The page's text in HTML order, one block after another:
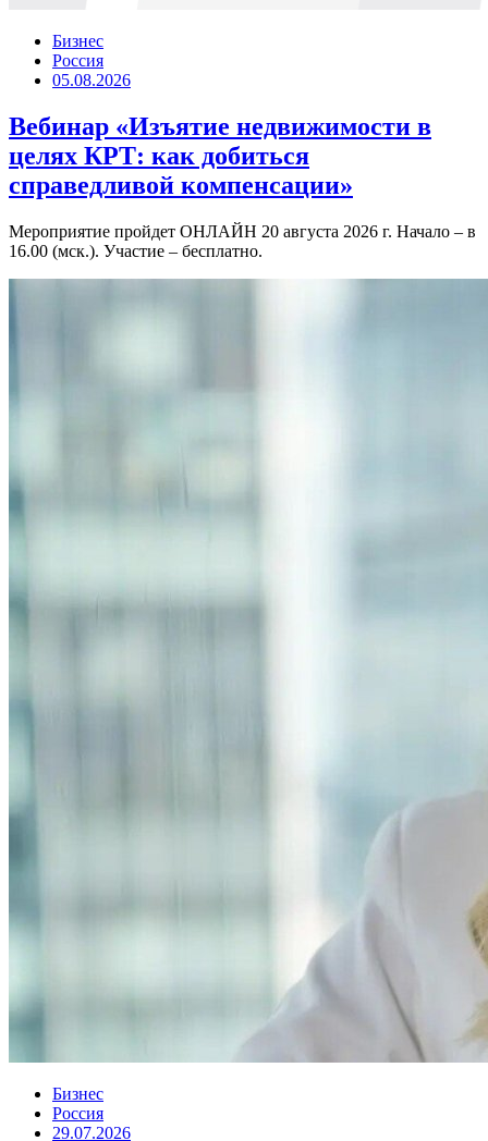
Бизнес
Россия
05.08.2026
Вебинар «Изъятие недвижимости в
целях КРТ: как добиться
справедливой компенсации»
Мероприятие пройдет ОНЛАЙН 20 августа 2026 г. Начало – в
16.00 (мск.). Участие – бесплатно.
Бизнес
Россия
29.07.2026